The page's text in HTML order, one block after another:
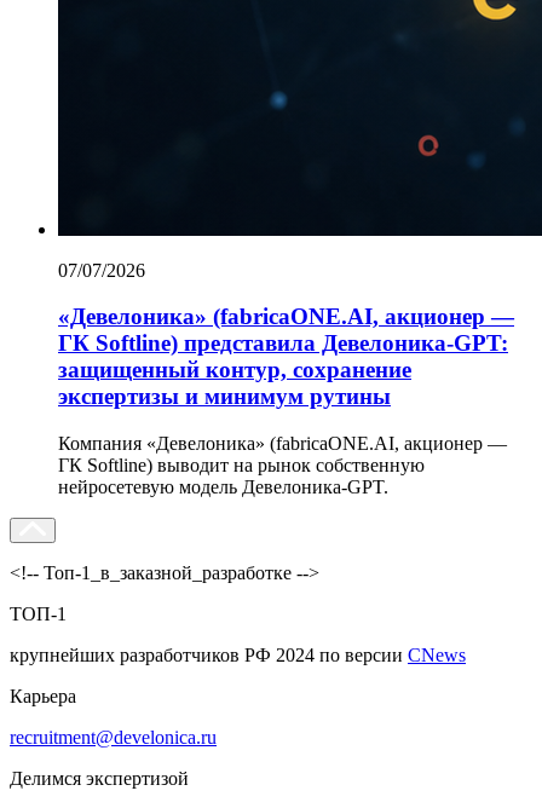
07/07/2026
«Девелоника» (fabricaONE.AI, акционер —
ГК Softline) представила Девелоника-GPT:
защищенный контур, сохранение
экспертизы и минимум рутины
Компания «Девелоника» (fabricaONE.AI, акционер —
ГК Softline) выводит на рынок собственную
нейросетевую модель Девелоника-GPT.
<!-- Топ-1_в_заказной_разработке -->
ТОП-1
крупнейших разработчиков РФ 2024 по версии CNews
Карьера
recruitment@develonica.ru
Делимся экспертизой